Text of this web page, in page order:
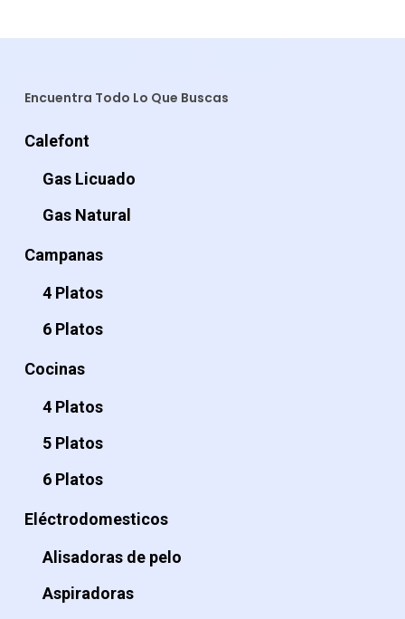
Encuentra Todo Lo Que Buscas
Calefont
Gas Licuado
Gas Natural
Campanas
4 Platos
6 Platos
Cocinas
4 Platos
5 Platos
6 Platos
Eléctrodomesticos
Alisadoras de pelo
Aspiradoras